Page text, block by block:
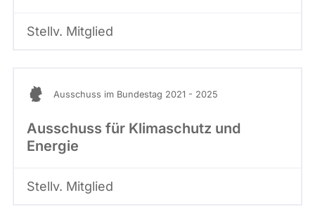
Stellv. Mitglied
Ausschuss im Bundestag 2021 - 2025
Ausschuss für Klimaschutz und
Energie
Stellv. Mitglied